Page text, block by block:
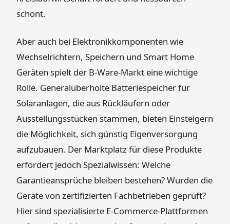
schont.
Aber auch bei Elektronikkomponenten wie
Wechselrichtern, Speichern und Smart Home
Geräten spielt der B-Ware-Markt eine wichtige
Rolle. Generalüberholte Batteriespeicher für
Solaranlagen, die aus Rückläufern oder
Ausstellungsstücken stammen, bieten Einsteigern
die Möglichkeit, sich günstig Eigenversorgung
aufzubauen. Der Marktplatz für diese Produkte
erfordert jedoch Spezialwissen: Welche
Garantieansprüche bleiben bestehen? Wurden die
Geräte von zertifizierten Fachbetrieben geprüft?
Hier sind spezialisierte E-Commerce-Plattformen